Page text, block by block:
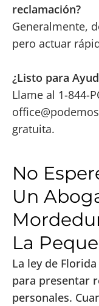
reclamación?
Generalmente,
pero actuar
¿Listo para
Llame al 1-844-
gratuita.
No
Un
La
La ley de
para presentar
personales.